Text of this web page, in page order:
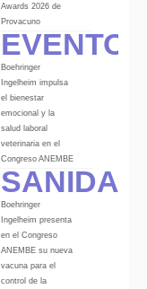
Awards 2026 de
Provacuno
Eventos
Boehringer
Ingelheim impulsa
el bienestar
emocional y la
salud laboral
veterinaria en el
Congreso ANEMBE
Sanidad
Boehringer
Ingelheim presenta
en el Congreso
ANEMBE su nueva
vacuna para el
control de la